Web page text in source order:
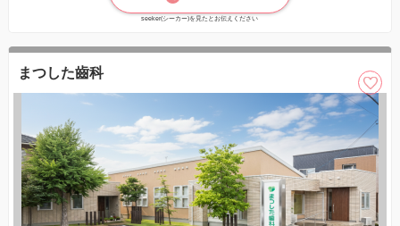
seeker(シーカー)を見たとお伝えください
まつした齒科